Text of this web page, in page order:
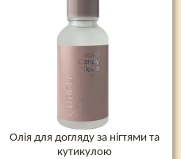
Олія для догляду за нігтями та
кутикулою